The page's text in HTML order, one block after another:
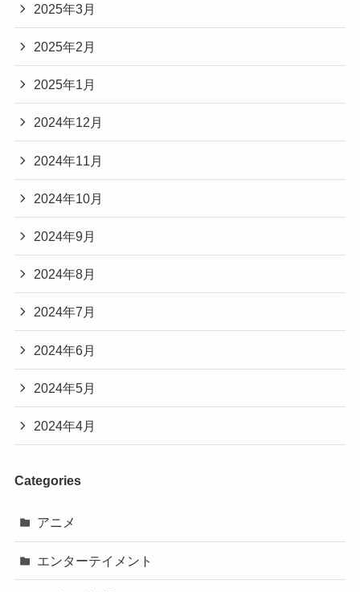
2025年3月
2025年2月
2025年1月
2024年12月
2024年11月
2024年10月
2024年9月
2024年8月
2024年7月
2024年6月
2024年5月
2024年4月
Categories
アニメ
エンターテイメント